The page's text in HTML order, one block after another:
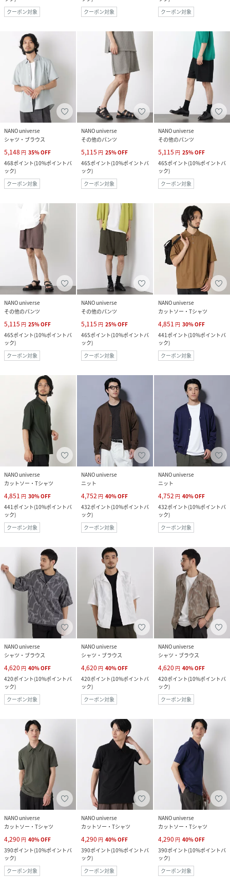
クーポン対象
クーポン対象
クーポン対象
NANO universe
シャツ・ブラウス
5,148 円 35%OFF
468ポイント(10%ポイントバ
ック)
クーポン対象
NANO universe
その他のパンツ
5,115 円 25%OFF
465ポイント(10%ポイントバ
ック)
クーポン対象
NANO universe
その他のパンツ
5,115 円 25%OFF
465ポイント(10%ポイントバ
ック)
クーポン対象
NANO universe
その他のパンツ
5,115 円 25%OFF
465ポイント(10%ポイントバ
ック)
クーポン対象
NANO universe
その他のパンツ
5,115 円 25%OFF
465ポイント(10%ポイントバ
ック)
クーポン対象
NANO universe
カットソー・Tシャツ
4,851 円 30%OFF
441ポイント(10%ポイントバ
ック)
クーポン対象
NANO universe
カットソー・Tシャツ
4,851 円 30%OFF
441ポイント(10%ポイントバ
ック)
クーポン対象
NANO universe
ニット
4,752 円 40%OFF
432ポイント(10%ポイントバ
ック)
クーポン対象
NANO universe
ニット
4,752 円 40%OFF
432ポイント(10%ポイントバ
ック)
クーポン対象
NANO universe
シャツ・ブラウス
4,620 円 40%OFF
420ポイント(10%ポイントバ
ック)
クーポン対象
NANO universe
シャツ・ブラウス
4,620 円 40%OFF
420ポイント(10%ポイントバ
ック)
クーポン対象
NANO universe
シャツ・ブラウス
4,620 円 40%OFF
420ポイント(10%ポイントバ
ック)
クーポン対象
NANO universe
カットソー・Tシャツ
4,290 円 40%OFF
390ポイント(10%ポイントバ
ック)
クーポン対象
NANO universe
カットソー・Tシャツ
4,290 円 40%OFF
390ポイント(10%ポイントバ
ック)
クーポン対象
NANO universe
カットソー・Tシャツ
4,290 円 40%OFF
390ポイント(10%ポイントバ
ック)
クーポン対象